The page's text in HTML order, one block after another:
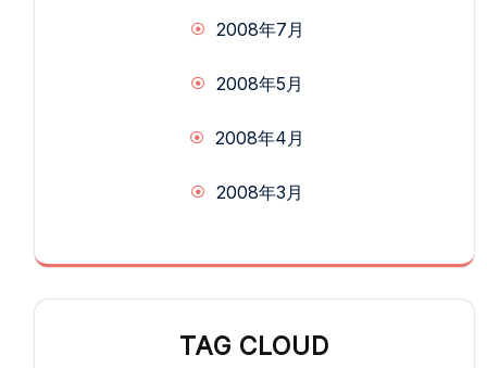
2008年7月
2008年5月
2008年4月
2008年3月
TAG CLOUD